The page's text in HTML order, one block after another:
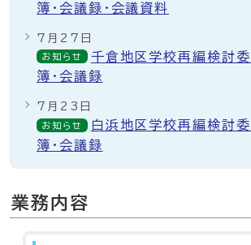
簿・会議録・会議資料
7月27日
お知らせ
千倉地区学校再編検討
簿・会議録
7月23日
お知らせ
白浜地区学校再編検討
簿・会議録
業務内容